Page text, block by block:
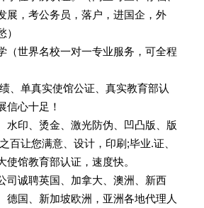
展，考公务员，落户，进国企，外
）
世界名校一对一专业服务，可全程
、单真实使馆公证、真实教育部认
信心十足！
印、烫金、激光防伪、凹凸版、版
百让您满意、设计，印刷;毕业.证、
使馆教育部认证，速度快。
司诚聘英国、加拿大、澳洲、新西
德国、新加坡欧洲，亚洲各地代理人